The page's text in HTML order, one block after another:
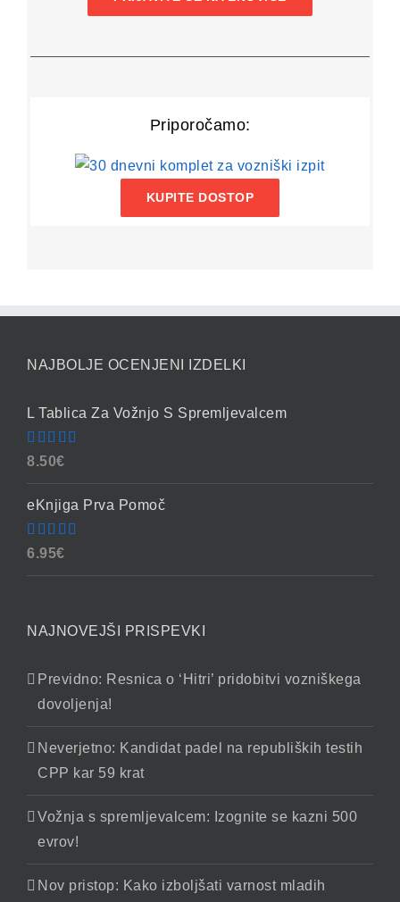
Priporočamo:
KUPITE DOSTOP
NAJBOLJE OCENJENI IZDELKI
L Tablica Za Vožnjo S Spremljevalcem
Ocenjeno
8.50€
eKnjiga Prva Pomoč
Ocenjeno
6.95€
NAJNOVEJŠI PRISPEVKI
Previdno: Resnica o ‘Hitri’ pridobitvi vozniškega
dovoljenja!
Neverjetno: Kandidat padel na republiških testih
CPP kar 59 krat
Vožnja s spremljevalcem: Izognite se kazni 500
evrov!
Nov pristop: Kako izboljšati varnost mladih